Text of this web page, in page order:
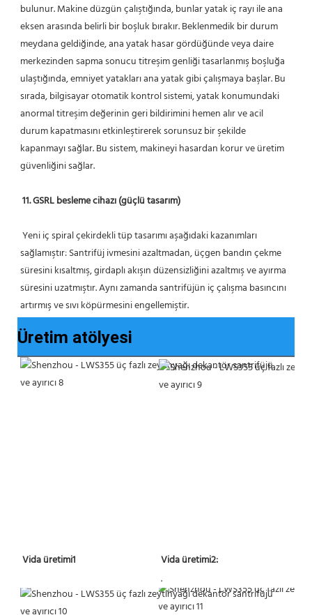
bulunur. Makine düzgün çalıştığında, bunlar yatak iç rayı ile ana
eksen arasında belirli bir boşluk bırakır. Beklenmedik bir durum
meydana geldiğinde, ana yatak hasar gördüğünde veya daire
merkezinden sapma sonucu titreşim genliği tasarlanmış boşluğa
ulaştığında, emniyet yatakları ana yatak gibi çalışmaya başlar. Bu
sırada, bilgisayar otomatik kontrol sistemi, yatak konumundaki
anormal titreşim değerinin geri bildirimini hemen alır ve acil
durum kapatmasını etkinleştirerek sorunsuz bir şekilde
kapanmayı sağlar. Bu sistem, makineyi hasardan korur ve üretim
güvenliğini sağlar.
11. GSRL besleme cihazı (güçlü tasarım)
sağlamıştır: Santrifüj ivmesini azaltmadan, üçgen bandın çekme
süresini kısaltmış, girdaplı akışın düzensizliğini azaltmış ve ayırma
süresini uzatmıştır. Aynı zamanda santrifüjün iç çalışma basıncını
artırmış ve sıvı köpürmesini engellemiştir.
Üretim atölyesi
Vida üretimi1
Vida üretimi2:
.